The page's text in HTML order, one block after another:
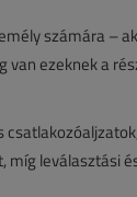
számára –
ezeknek a
leválasztási